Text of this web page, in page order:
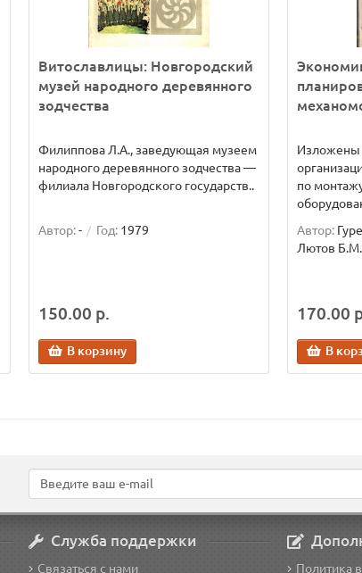
Витославлицы: Новгородский
музей народного деревянного
зодчества
Филиппова Л.А., заведующая музеем
народного деревянного зодчества —
филиала Новгородского государств..
Автор:- Год: 1979
150.00 р.
В корзину
Изложены
по
Автор:
Лютов Б.М.
170.00
В
Служба поддержки
Связаться с нами Политика